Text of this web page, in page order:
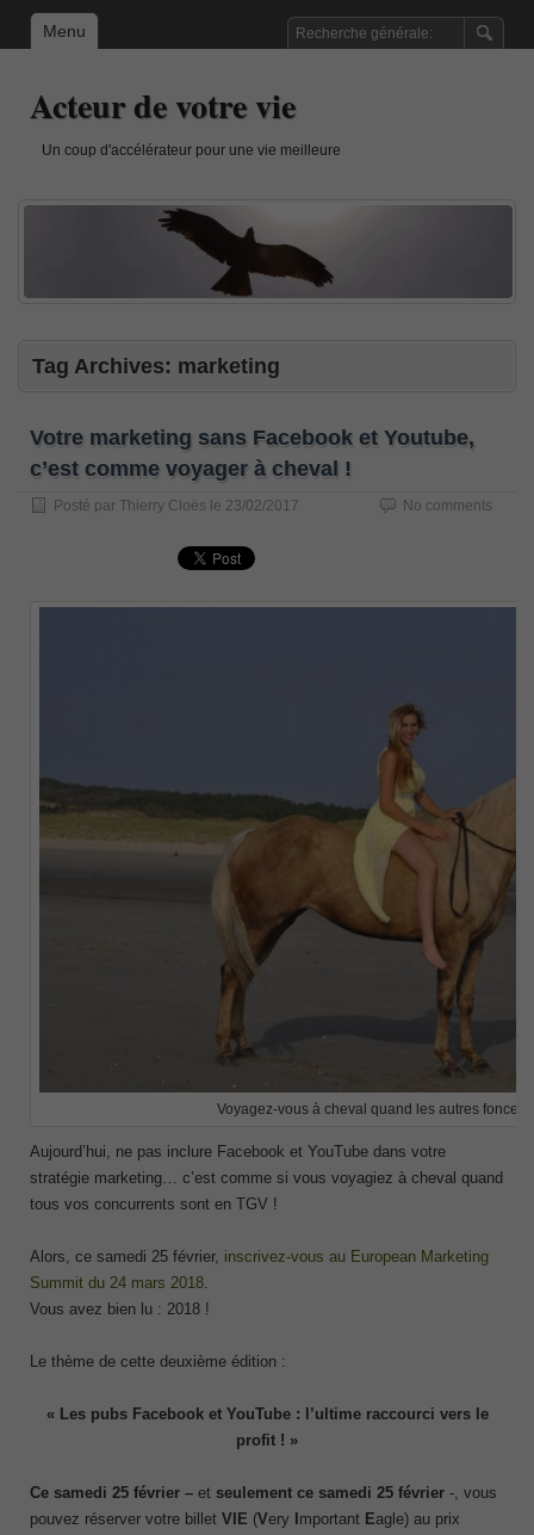
Menu
Acteur de votre vie
Un coup d'accélérateur pour une vie meilleure
Tag Archives: marketing
Votre marketing sans Facebook et Youtube,
c’est comme voyager à cheval !
Posté par Thierry Cloës le 23/02/2017 No comments
Voyagez-vous à cheval quand les autres foncent
Aujourd’hui, ne pas inclure Facebook et YouTube dans votre
stratégie marketing… c’est comme si vous voyagiez à cheval quand
tous vos concurrents sont en TGV !
Alors, ce samedi 25 février, inscrivez-vous au European Marketing
Summit du 24 mars 2018.
Vous avez bien lu : 2018 !
Le thème de cette deuxième édition :
« Les pubs Facebook et YouTube : l’ultime raccourci vers le
profit ! »
Ce samedi 25 février – et seulement ce samedi 25 février -, vous
pouvez réserver votre billet VIE (Very mportant Eagle) au prix